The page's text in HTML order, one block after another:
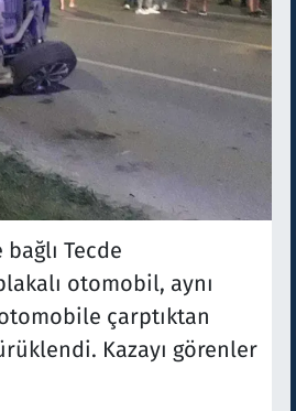
Tecde
otomobil, aynı
çarptıktan
Kazayı görenler